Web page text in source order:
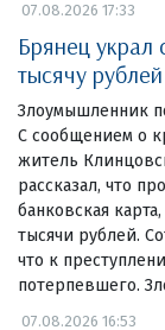
07.08.2026 17:33
Брянец украл
тысячу рублей
Злоумышленник
С сообщением о
житель
рассказал, что
банковская
тысячи рублей.
что к
потерпевшего.
07.08.2026 16:53